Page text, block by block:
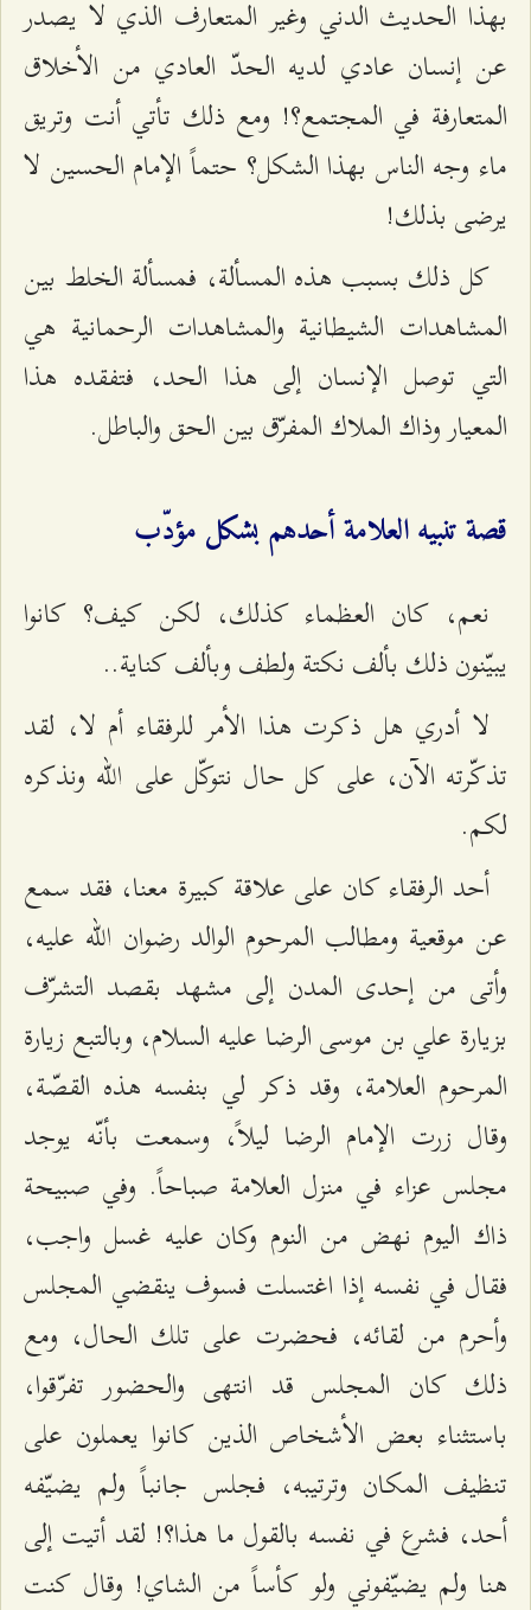
بهذا الحديث الدني وغير المتعارف الذي لا يصدر
عن إنسان عادي لديه الحدّ العادي من الأخلاق
المتعارفة في المجتمع؟! ومع ذلك تأتي أنت وتريق
ماء وجه الناس بهذا الشكل؟ حتماً الإمام الحسين لا
يرضى بذلك!
كل ذلك بسبب هذه المسألة، فمسألة الخلط بين
المشاهدات الشيطانية والمشاهدات الرحمانية هي
التي توصل الإنسان إلى هذا الحد، فتفقده هذا
المعيار وذاك الملاك المفرّق بين الحق والباطل.
قصة تنبيه العلامة أحدهم بشكل مؤدّب
نعم، كان العظماء كذلك، لكن كيف؟ كانوا
يبيّنون ذلك بألف نكتة ولطف وبألف كناية..
لا أدري هل ذكرت هذا الأمر للرفقاء أم لا، لقد
تذكّرته الآن، على كل حال نتوكّل على الله ونذكره
لكم.
أحد الرفقاء كان على علاقة كبيرة معنا، فقد سمع
عن موقعية ومطالب المرحوم الوالد رضوان الله عليه،
وأتى من إحدى المدن إلى مشهد بقصد التشرّف
بزيارة علي بن موسى الرضا عليه السلام، وبالتبع زيارة
المرحوم العلامة، وقد ذكر لي بنفسه هذه القصّة،
وقال زرت الإمام الرضا ليلاً، وسمعت بأنّه يوجد
مجلس عزاء في منزل العلامة صباحاً. وفي صبيحة
ذاك اليوم نهض من النوم وكان عليه غسل واجب،
فقال في نفسه إذا اغتسلت فسوف ينقضي المجلس
وأحرم من لقائه، فحضرت على تلك الحال، ومع
ذلك كان المجلس قد انتهى والحضور تفرّقوا،
باستثناء بعض الأشخاص الذين كانوا يعملون على
تنظيف المكان وترتيبه، فجلس جانباً ولم يضيّفه
أحد، فشرع في نفسه بالقول ما هذا؟! لقد أتيت إلى
هنا ولم يضيّفوني ولو كأساً من الشاي! وقال كنت